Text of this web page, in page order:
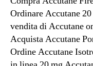
Ordinare Accutane
vendita di Accutane
Acquista Accutane
Ordine Accutane